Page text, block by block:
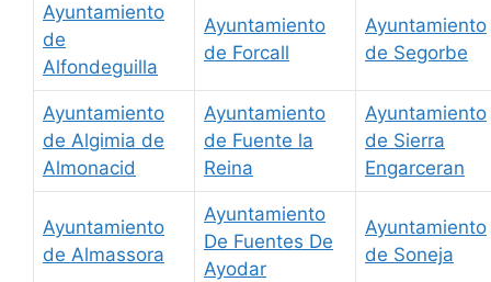
Ayuntamiento
de
Alfondeguilla
Ayuntamiento
de Forcall
Ayuntamiento
de Segorbe
Ayuntamiento
de Algimia de
Almonacid
Ayuntamiento
de Fuente la
Reina
Ayuntamiento
de Sierra
Engarceran
Ayuntamiento
de Almassora
Ayuntamiento
De Fuentes De
Ayodar
Ayuntamiento
de Soneja